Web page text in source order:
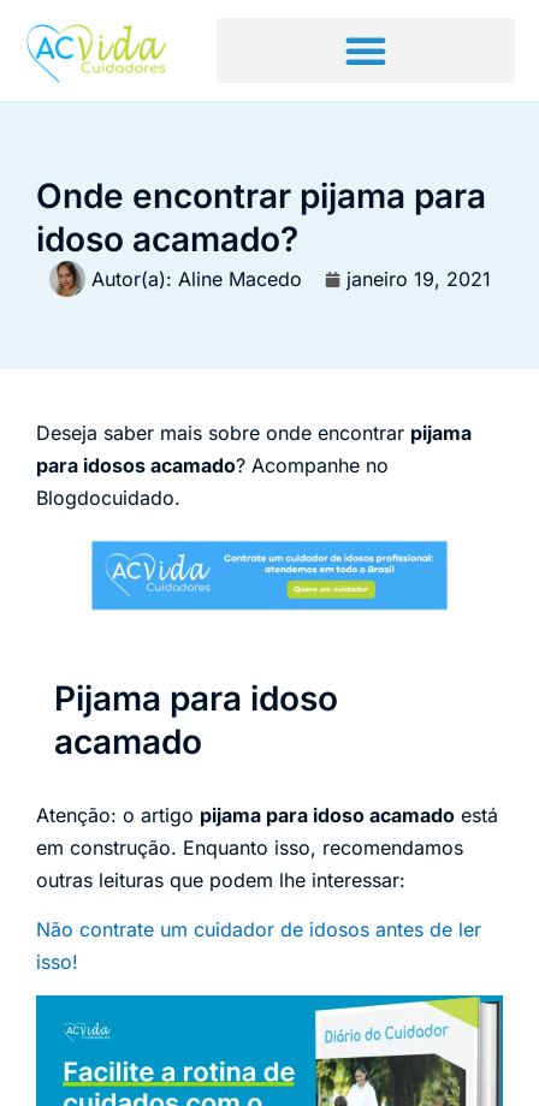
Onde encontrar pijama para
idoso acamado?
Autor(a): Aline Macedo janeiro 19, 2021
Deseja saber mais sobre onde encontrar pijama
para idosos acamado? Acompanhe no
Blogdocuidado.
Pijama para idoso
acamado
Atenção: o artigo pijama para idoso acamado está
em construção. Enquanto isso, recomendamos
outras leituras que podem lhe interessar:
Não contrate um cuidador de idosos antes de ler
isso!